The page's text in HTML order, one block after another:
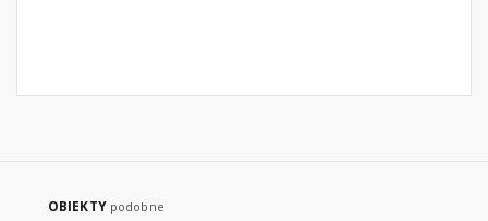
OBIEKTY podobne